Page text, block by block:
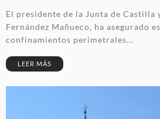
El presidente de la Junta de Castilla
Fernández Mañueco, ha asegurado
confinamientos perimetrales...
LEER MÁS